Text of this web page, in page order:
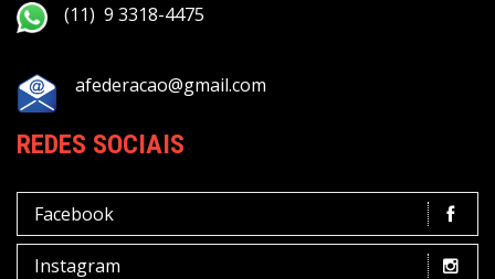
(11) 9 3318-4475
afederacao@gmail.com
REDES SOCIAIS
Facebook
Instagram